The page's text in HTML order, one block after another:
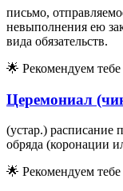
письмо,
невыполнения ею
вида обязательств.
🌟 Рекомендуем тебе
Церемониал
(устар.) расписание
обряда (коронации
🌟 Рекомендуем тебе